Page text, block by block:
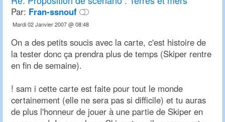
Par: Fran-ssnouf
Mardi 02 Janvier 2007 @ 08:48
On a des petits soucis avec la carte, c'est histoire de
la tester donc ça prendra plus de temps (Skiper rentre
en fin de semaine).
! sam i cette carte est faite pour tout le monde
certainement (elle ne sera pas si difficile) et tu auras
de plus l'honneur de jouer à une partie de Skiper en